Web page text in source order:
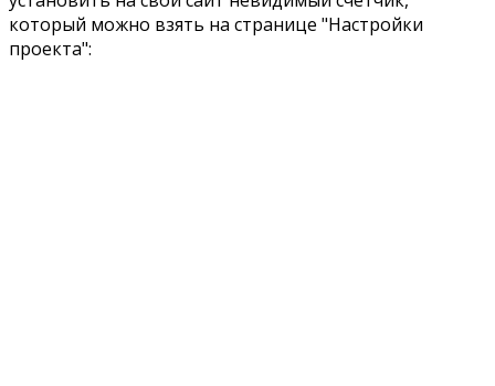
который можно взять на странице "Настройки
проекта":